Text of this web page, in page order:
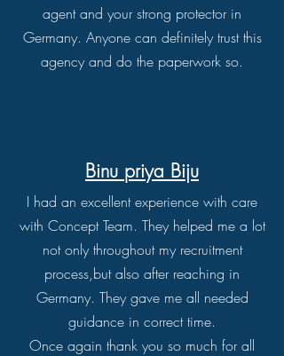
agent and your strong protector in
Germany. Anyone can definitely trust this
agency and do the paperwork so.
Binu priya Biju
I had an excellent experience with care
with Concept Team. They helped me a lot
not only throughout my recruitment
process,but also after reaching in
Germany. They gave me all needed
guidance in correct time.
Once again thank you so much for all